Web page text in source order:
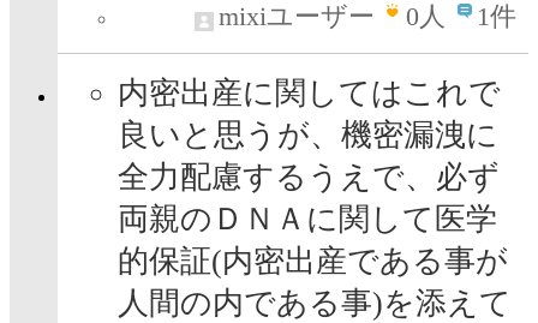
mixiユーザー
0人 1件
内密出産に関してはこれで
良いと思うが、機密漏洩に
全力配慮するうえで、必ず
両親のＤＮＡに関して医学
的保証(内密出産である事が
人間の内である事)を添えて